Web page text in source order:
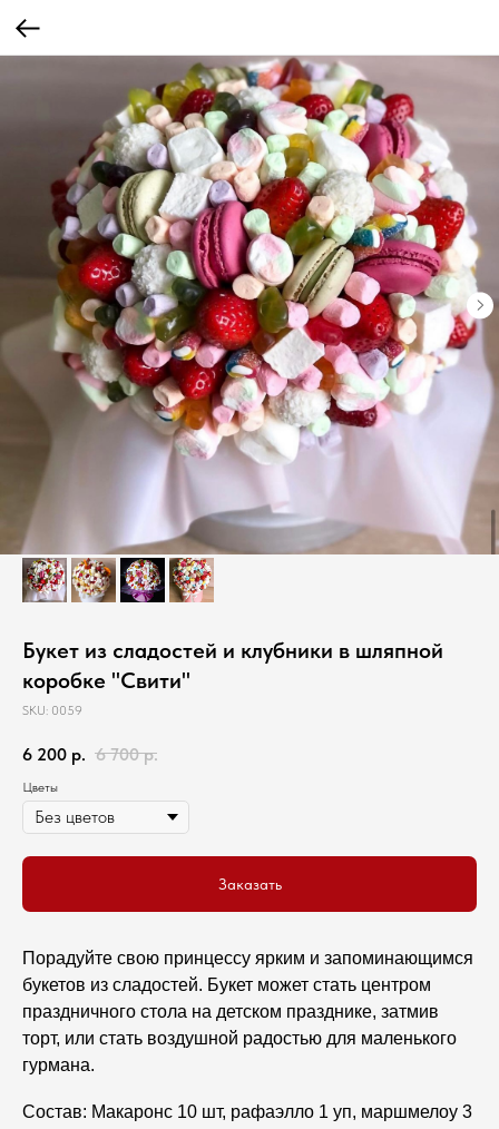
Букет из сладостей и клубники в шляпной
коробке "Свити"
SKU: 0059
6 200 р. 6 700 р.
Цветы
Заказать
Порадуйте свою принцессу ярким и запоминающимся
букетов из сладостей. Букет может стать центром
праздничного стола на детском празднике, затмив
торт, или стать воздушной радостью для маленького
гурмана.
Состав: Макаронс 10 шт, рафаэлло 1 уп, маршмелоу 3